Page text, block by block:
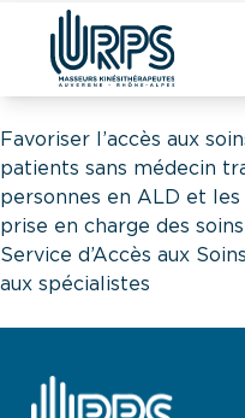
au
contenu
Favoriser l’accès aux
patients sans médecin
personnes en ALD et
prise en charge des
Service d’Accès aux
aux spécialistes